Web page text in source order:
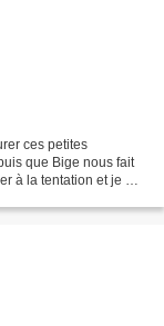
ces petites
que Bige nous fait
à la tentation et je me